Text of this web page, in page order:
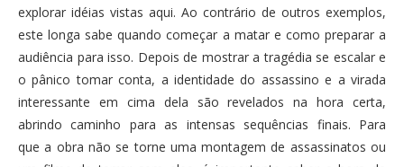
explorar idéias vistas aqui. Ao contrário de outros exemplos,
este longa sabe quando começar a matar e como preparar a
audiência para isso. Depois de mostrar a tragédia se escalar e
o pânico tomar conta, a identidade do assassino e a virada
interessante em cima dela são revelados na hora certa,
abrindo caminho para as intensas sequências finais. Para
que a obra não se torne uma montagem de assassinatos ou